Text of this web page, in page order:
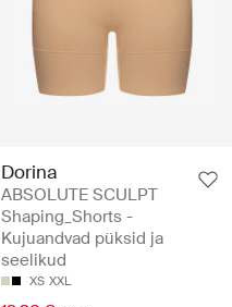
Dorina
ABSOLUTE SCULPT
Shaping_Shorts -
Kujuandvad püksid ja
seelikud
XS XXL